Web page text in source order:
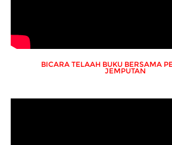
BICARA TELAAH BUKU BERSAMA
JEMPUTAN